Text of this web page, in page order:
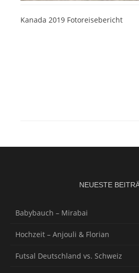
Kanada 2019 Fotoreisebericht
NEUESTE
Babybauch – Mirabai
Hochzeit – Anjouli & Florian
Futsal Deutschland vs. Schweiz